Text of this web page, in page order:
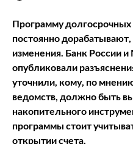
Программу
постоянно дорабатывают,
изменения. Банк России
опубликовали
уточнили, кому, по
ведомств, должно быть
накопительного
программы стоит
открытии счета.